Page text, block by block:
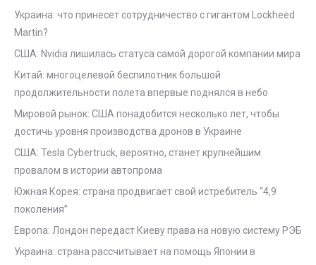
Украина: что принесет сотрудничество с гигантом Lockheed
Martin?
США: Nvidia лишилась статуса самой дорогой компании мира
Китай: многоцелевой беспилотник большой
продолжительности полета впервые поднялся в небо
Мировой рынок: США понадобится несколько лет, чтобы
достичь уровня производства дронов в Украине
США: Tesla Cybertruck, вероятно, станет крупнейшим
провалом в истории автопрома
Южная Корея: страна продвигает свой истребитель “4,9
поколения”
Европа: Лондон передаст Киеву права на новую систему РЭБ
Украина: страна рассчитывает на помощь Японии в